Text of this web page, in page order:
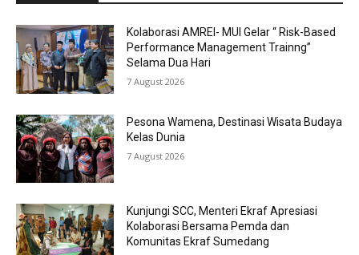
Kolaborasi AMREI- MUI Gelar “ Risk-Based
Performance Management Trainng”
Selama Dua Hari
7 August 2026
Pesona Wamena, Destinasi Wisata Budaya
Kelas Dunia
7 August 2026
Kunjungi SCC, Menteri Ekraf Apresiasi
Kolaborasi Bersama Pemda dan
Komunitas Ekraf Sumedang